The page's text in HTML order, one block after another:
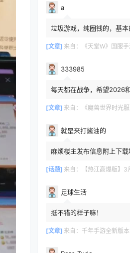
a
垃圾游戏，纯圈钱的，基本
浪费电费，就跟别说绿...
[文章] 来自： 《天堂W》国服手游搬砖项目，上
333985
每天都在战争，希望2026
[文章] 来自： 《魔兽世界时光服》P2最新
就是来打酱油的
麻烦楼主发布信息附上下载
[话题] 来自： 【热江高爆版】3
足球生活
挺不错的样子嘛！
[文章] 来自： 千年手游全新版本，搬砖